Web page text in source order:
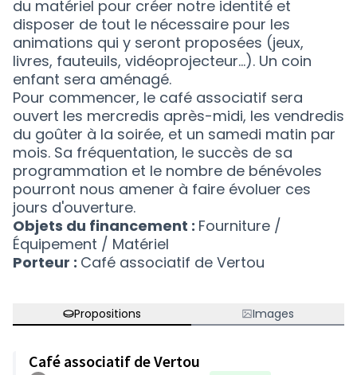
du matériel pour créer notre identité et
disposer de tout le nécessaire pour les
animations qui y seront proposées (jeux,
livres, fauteuils, vidéoprojecteur…). Un coin
enfant sera aménagé.
Pour commencer, le café associatif sera
ouvert les mercredis après-midi, les vendredis
du goûter à la soirée, et un samedi matin par
mois. Sa fréquentation, le succès de sa
programmation et le nombre de bénévoles
pourront nous amener à faire évoluer ces
jours d'ouverture.
Objets du financement : Fourniture /
Équipement / Matériel
Porteur : Café associatif de Vertou
Propositions Images
Café associatif de Vertou